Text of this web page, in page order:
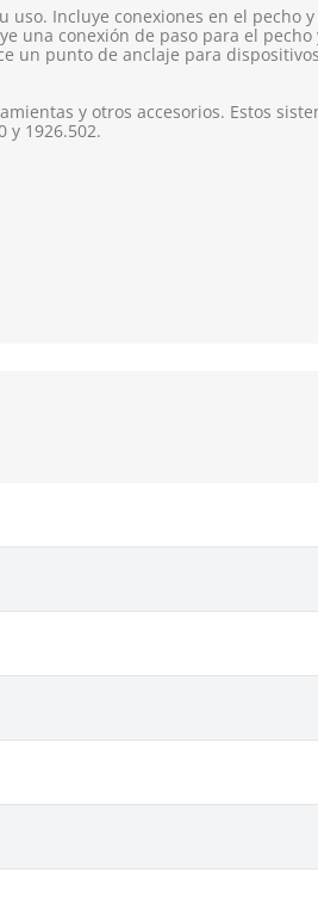
Incluye conexiones en el pecho
una conexión de paso para el pecho
un punto de anclaje para
y otros accesorios. Estos
y 1926.502.